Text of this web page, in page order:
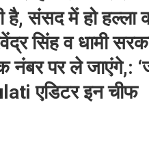
है, संसद में हो
सिंह व धामी
नंबर पर ले जाएंगे,:
एडिटर इन चीफ